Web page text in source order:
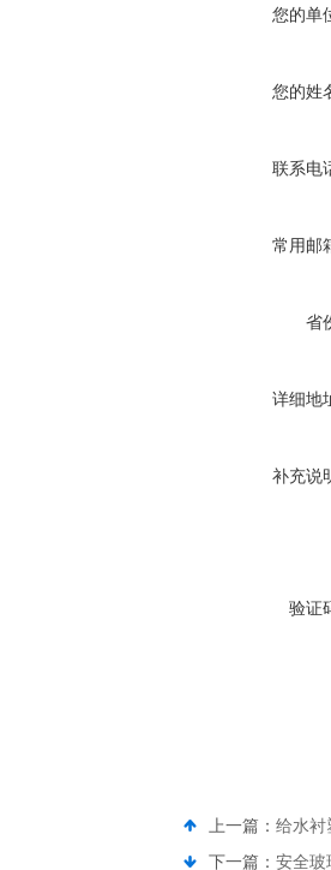
您的单
您的姓
联系电
常用邮
省
详细地
补充说
验证
上一篇： 给水衬
下一篇： 安全玻